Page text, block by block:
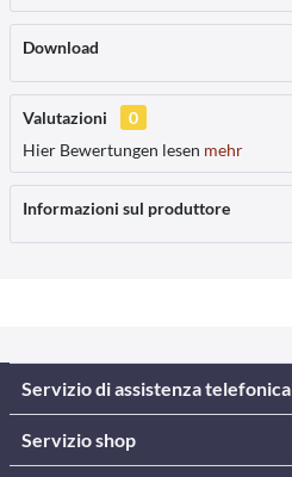
Download
Valutazioni
0
Hier Bewertungen lesen mehr
Informazioni sul produttore
Servizio di assistenza telefonica
Servizio shop